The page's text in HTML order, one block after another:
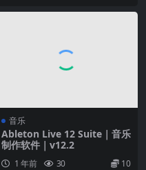
乐段
方插件来扩展你的乐器
Logic Pro 和 iPad 版
音乐
Ableton Live 12 Suite｜音乐
制作软件｜v12.2
1 年前 30 10